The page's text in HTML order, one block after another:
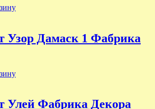
Узор Дамаск 1 Фабрика
Улей Фабрика Декора